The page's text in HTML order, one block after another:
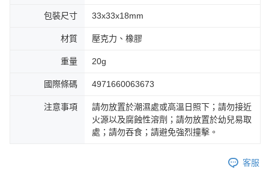
包裝尺寸 33x33x18mm
材質 壓克力、橡膠
重量 20g
國際條碼 4971660063673
注意事項
請勿放置於潮濕處或高溫日照下；請勿接近
火源以及腐蝕性溶劑；請勿放置於幼兒易取
處；請勿吞食；請避免強烈撞擊。
客服